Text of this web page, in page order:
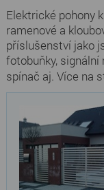
Elektrické pohony
ramenové a
příslušenství jako
fotobuňky, signální
spínač aj. Více na